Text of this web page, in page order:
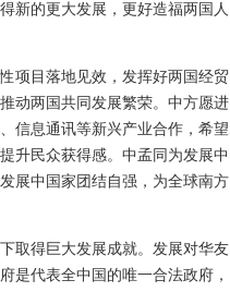
新的更大发展，更好造福两国人
项目落地见效，发挥好两国经贸
动两国共同发展繁荣。中方愿进
信息通讯等新兴产业合作，希望
升民众获得感。中孟同为发展中
展中国家团结自强，为全球南方
取得巨大发展成就。发展对华友
是代表全中国的唯一合法政府，